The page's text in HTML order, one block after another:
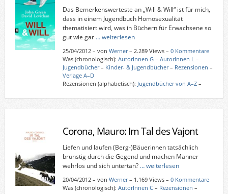
Das Bemerkenswerteste an „Will & Will“ ist für mich,
dass in einem Jugendbuch Homosexualität
thematisiert wird, was in Büchern für Erwachsene so
gut wie gar … weiterlesen
25/04/2012– von Werner– 2.289 Views – 0 Kommentare
Was (chronologisch): AutorInnen G– AutorInnen L –
Jugendbücher– Kinder- & Jugendbücher– Rezensionen –
Verlage A–D
Rezensionen (alphabetisch): Jugendbücher von A–Z–
Corona, Mauro: Im Tal des Vajont
Liefen und laufen (Berg-)Bäuerinnen tatsächlich
brünstig durch die Gegend und machen Männer
wehrlos und sich untertan? … weiterlesen
20/04/2012– von Werner– 1.169 Views – 0 Kommentare
Was (chronologisch): AutorInnen C– Rezensionen –